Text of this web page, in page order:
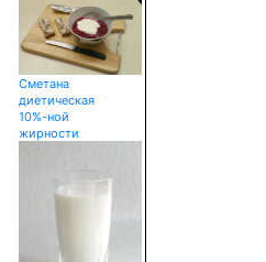
Сметана
диетическая
10%-ной
жирности